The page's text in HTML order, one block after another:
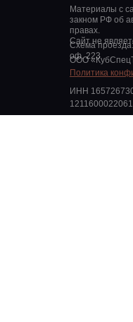
ООО
Политика
ИНН
1211600022061
Материалы с
закном РФ об
правах.
Сайт не
Схема
оф. 223